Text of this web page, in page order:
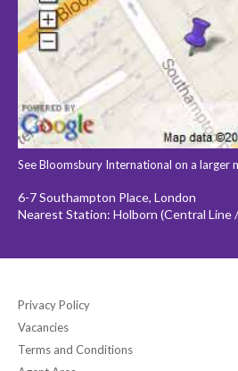
See Bloomsbury International on a larger
6-7 Southampton Place, London
Nearest Station: Holborn (Central Line
Privacy Policy
Vacancies
Terms and Conditions